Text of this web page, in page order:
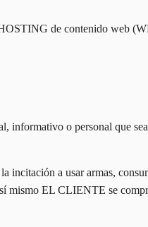
de contenido web
o personal que
a usar armas,
mismo EL CLIENTE se